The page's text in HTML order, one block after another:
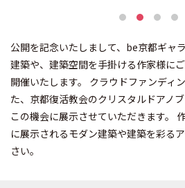
公開を記念いたしまして、be京都ギャ
建築や、建築空間を手掛ける作家様に
開催いたします。 クラウドファンディ
た、京都復活教会のクリスタルドアノ
この機会に展示させていただきます。
に展示されるモダン建築や建築を彩る
さい。